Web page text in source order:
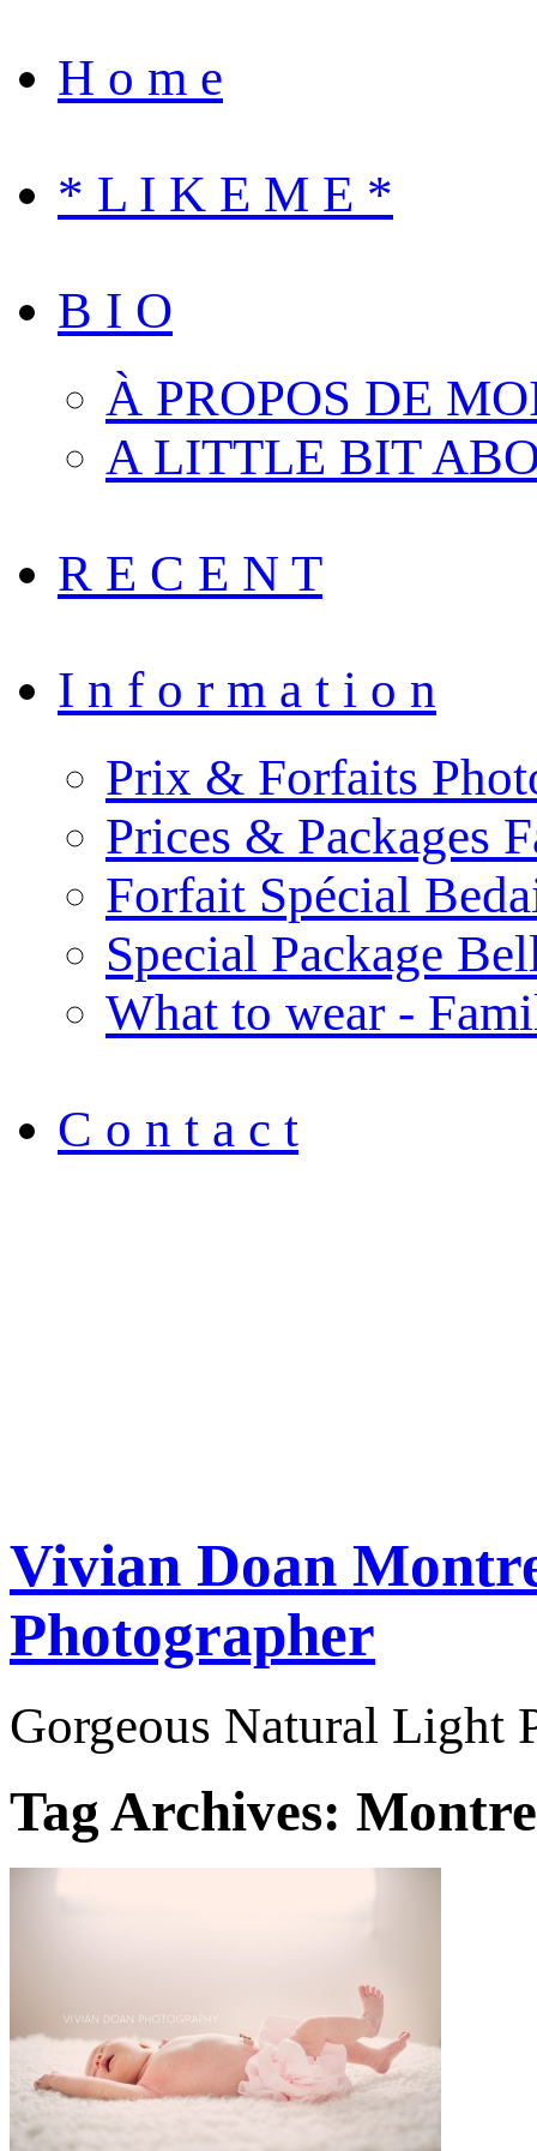
H o m e
* L I K E M E *
B I O
À PROPOS DE
A LITTLE BIT
R E C E N T
I n f o r m a t i o n
Prix & Forfaits
Prices & Packages
Forfait Spécial
Special Package
What to wear -
C o n t a c t
Vivian Doan
Photographer
Gorgeous Natural Light
Tag Archives: